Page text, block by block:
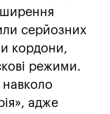
серйозних
кордони,
режими.
навколо
адже